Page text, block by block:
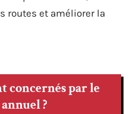
routes et améliorer la
concernés par le
?